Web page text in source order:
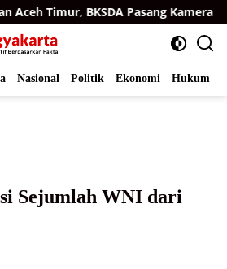
BKSDA Pasang Kamera dan
Nasional Politik Ekonomi Hukum
Sejumlah WNI dari